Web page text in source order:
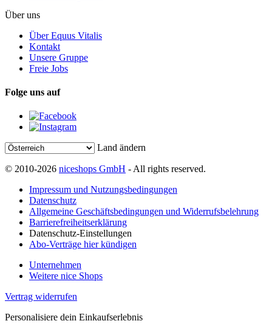
Über uns
Über Equus Vitalis
Kontakt
Unsere Gruppe
Freie Jobs
Folge uns auf
Land ändern
© 2010-2026 niceshops GmbH - All rights reserved.
Impressum und Nutzungsbedingungen
Datenschutz
Allgemeine Geschäftsbedingungen und Widerrufsbelehrung
Barrierefreiheitserklärung
Datenschutz-Einstellungen
Abo-Verträge hier kündigen
Unternehmen
Weitere nice Shops
Vertrag widerrufen
Personalisiere dein Einkaufserlebnis